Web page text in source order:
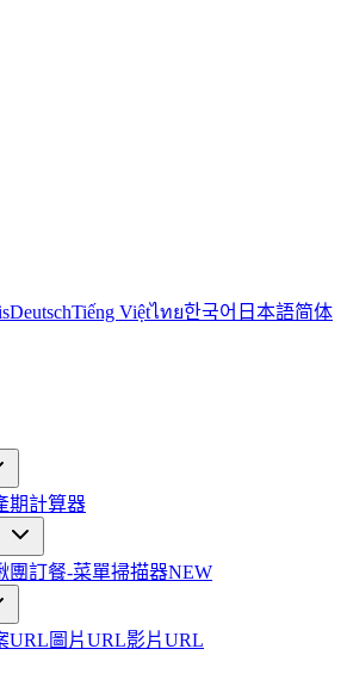
DeutschTiếng Việtไทย한국어 日本語简体
期計算器
團訂餐-菜單掃描器NEW
URL 圖片URL影片URL